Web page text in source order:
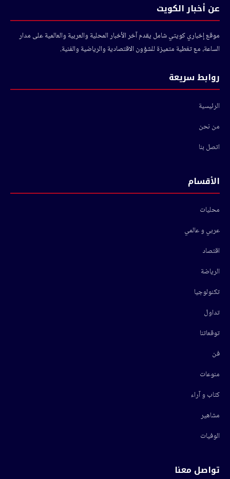
عن أخبار الكويت
موقع إخباري كويتي شامل يقدم آخر الأخبار المحلية والعربية والعالمية على مدار
الساعة، مع تغطية متميزة للشؤون الاقتصادية والرياضية والفنية.
روابط سريعة
الرئيسية
من نحن
اتصل بنا
الأقسام
محليات
عربي و عالمي
اقتصاد
الرياضة
تكنولوجيا
تداول
توقعاتنا
فن
منوعات
كتاب و آراء
مشاهير
الوفيات
تواصل معنا